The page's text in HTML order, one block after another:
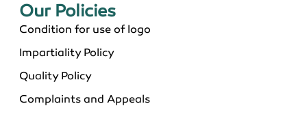
Our Policies​
Condition for use of logo
Impartiality Policy
Quality Policy
Complaints and Appeals